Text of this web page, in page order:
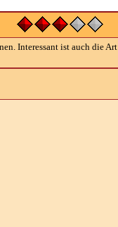
Interessant ist auch die